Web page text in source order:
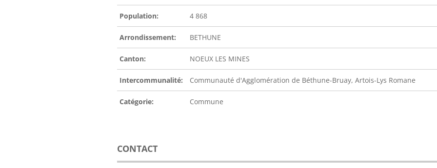
Population: 4 868
Arrondissement: BETHUNE
Canton: NOEUX LES MINES
Intercommunalité: Communauté d'Agglomération de Béthune-Bruay, Artois-Lys Romane
Catégorie: Commune
CONTACT